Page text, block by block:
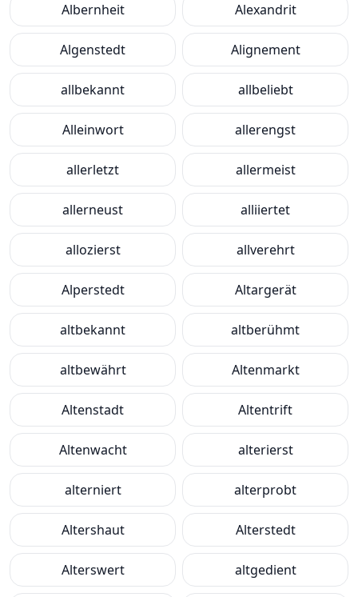
Albernheit Alexandrit
Algenstedt Alignement
allbekannt allbeliebt
Alleinwort allerengst
allerletzt allermeist
allerneust alliiertet
allozierst allverehrt
Alperstedt Altargerät
altbekannt altberühmt
altbewährt Altenmarkt
Altenstadt Altentrift
Altenwacht alterierst
alterniert alterprobt
Altershaut Alterstedt
Alterswert altgedient